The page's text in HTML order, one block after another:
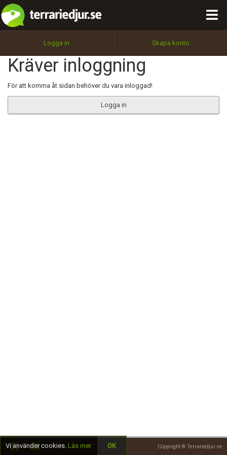
Logga in Skapa konto
Kräver inloggning
För att komma åt sidan behöver du vara inloggad!
Logga in
Copyright © Terrariedjur.se
Utför
100%
OK
integritetspolicy
Namn:
Epost:
Begär nytt lösenord
Tillbaka till förstasidan
Vi använder cookies. Läs mer OK